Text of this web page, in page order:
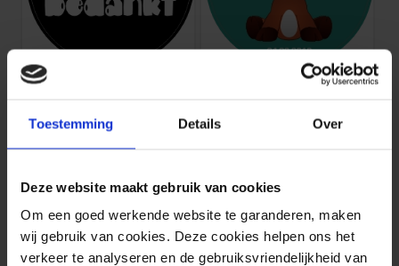
Toestemming Details Over
Deze website maakt gebruik van cookies
Om een goed werkende website te garanderen, maken
wij gebruik van cookies. Deze cookies helpen ons het
verkeer te analyseren en de gebruiksvriendelijkheid van
Hartstikke bedankt (Sticker)
€57.95
Kalfje geboortesticker
€26.35